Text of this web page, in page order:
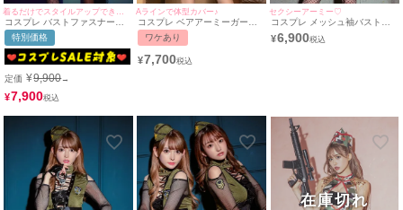
コスプレ バストファスナーカ
モフラコルセットベルトアーミ
ーフレアスカートガーリーペア
ポリス [4点セット] (ワンピー
ス/ミニハット/ヘアピン2本)(S
特別価格
定価 ¥9,900→
¥7,900
Aラインで体型カバー♪
コスプレ ベアアーミーガール
体型カバーフレアスカートポリ
ス [4点セット] (ワンピース/付
ワケあり
¥7,700
セクシーアーミー♡
コスプレ メッシュ袖バスト編
み上げペアセクシーアーミーポ
リス [8点セット] (オールインワ
¥6,900
在庫切れ